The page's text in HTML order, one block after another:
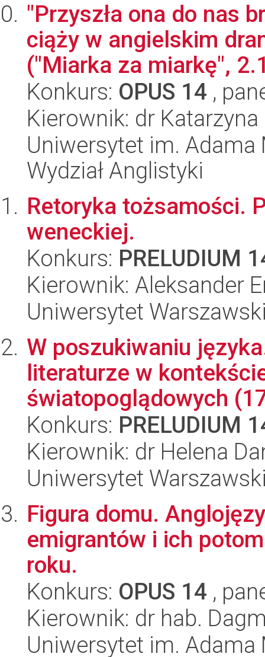
"Przyszła ona do nas
ciąży w angielskim
("Miarka za miarkę",
Konkurs: OPUS 14 ,
Kierownik: dr
Uniwersytet im.
Wydział Anglistyki
Retoryka tożsamości.
weneckiej.
Konkurs: PRELUDIUM
Kierownik: Aleksander
Uniwersytet
W poszukiwaniu
literaturze w
światopoglądowych
Konkurs: PRELUDIUM
Kierownik: dr Helena
Uniwersytet
Figura domu.
emigrantów i ich
roku.
Konkurs: OPUS 14 ,
Kierownik: dr hab.
Uniwersytet im.